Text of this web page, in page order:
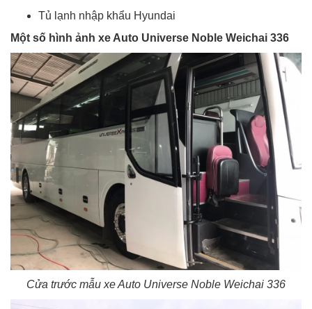
Tủ lạnh nhập khẩu Hyundai
Một số hình ảnh xe Auto Universe Noble Weichai 336
Cửa trước mẫu xe Auto Universe Noble Weichai 336